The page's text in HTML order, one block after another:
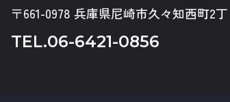
〒661-0978 兵庫県尼崎市久々知西町2
TEL.06-6421-0856